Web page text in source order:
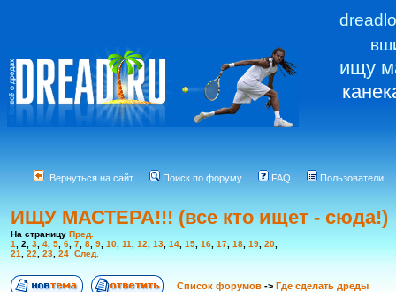
ищу
Вернуться на сайт Поиск по форуму FAQ Пользователи
ИЩУ МАСТЕРА!!! (все кто ищет - сюда!)
На страницу Пред.
1
2 3 4 5 6 7 8 9 10 11 12 13 14 15 16 17 18 19 20
21
22 23 24 След.
Список форумов -> Где сделать дреды